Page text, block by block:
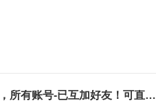
《真人快打》终极版-全DLC! 商城清空-顶级体验，所有账号-已互加好友！可直接联机